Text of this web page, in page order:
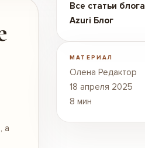
а
Все статьи блога
Azuri Блог
МАТЕРИАЛ
Олена Редактор
18 апреля 2025
8 мин